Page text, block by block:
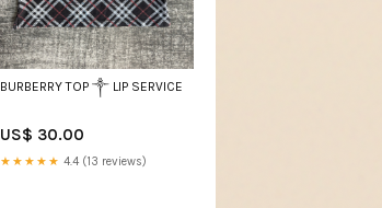
BURBERRY TOP ༒ LIP SERVICE
US$ 30.00
★★★★★ 4.4 (13 reviews)